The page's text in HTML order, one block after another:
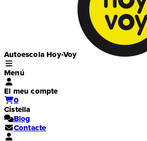
Autoescola Hoy-Voy
Menú
El meu compte
0
Cistella
Blog
Contacte